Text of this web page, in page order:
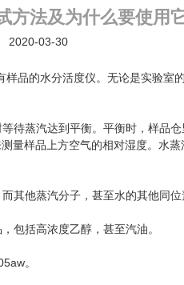
方法及为什么要使用
2020-03-30
的水分活度仪。无论是实验室
蒸汽达到平衡。平衡时，样品仓
量样品上方空气的相对湿度。水
他蒸汽分子，甚至水的其他同位
括高浓度乙醇，甚至汽油。
。